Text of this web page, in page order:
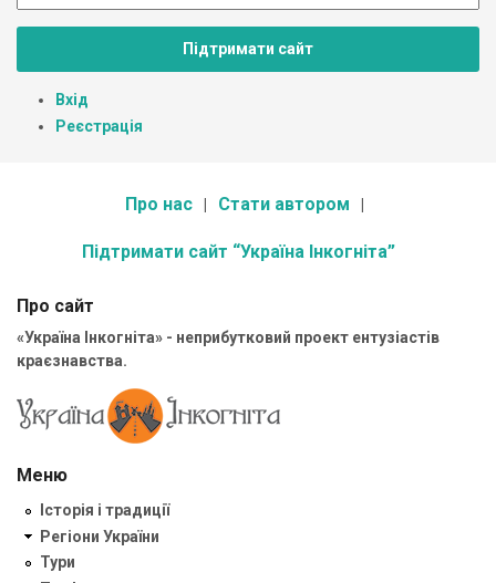
Підтримати сайт
Вхід
Реєстрація
Про нас Стати автором
Підтримати сайт “Україна Інкогніта”
Про сайт
«Україна Інкогніта» - неприбутковий проект ентузіастів
краєзнавства.
Меню
Історія і традиції
Регіони України
Тури